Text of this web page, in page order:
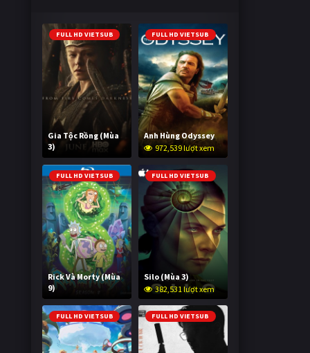
FULL HD VIETSUB
Gia Tộc Rồng (Mùa
3)
2,039,379 lượt xem
FULL HD VIETSUB
Anh Hùng Odyssey
972,539 lượt xem
FULL HD VIETSUB
Rick Và Morty (Mùa
9)
3,006,222 lượt xem
FULL HD VIETSUB
Silo (Mùa 3)
382,531 lượt xem
FULL HD VIETSUB FULL HD VIETSUB